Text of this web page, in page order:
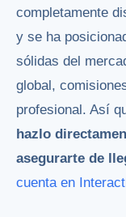
completamente
y se ha
sólidas del
global,
profesional. Así
hazlo
asegurarte de
cuenta en